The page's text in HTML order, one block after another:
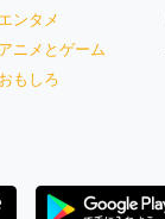
エンタメ
アニメとゲーム
おもしろ